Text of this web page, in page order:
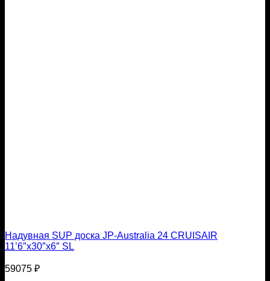
Надувная SUP доска JP-Australia 24 CRUISAIR
11’6″x30″x6″ SL
59075 ₽